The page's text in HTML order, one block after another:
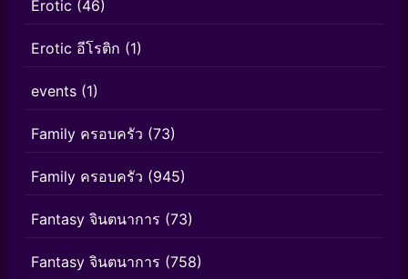
Erotic (46)
Erotic อีโรติก (1)
events (1)
Family ครอบครัว (73)
Family ครอบครัว (945)
Fantasy จินตนาการ (73)
Fantasy จินตนาการ (758)